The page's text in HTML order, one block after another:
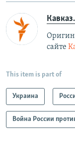
сайте
This item is part of
Украина
Война России